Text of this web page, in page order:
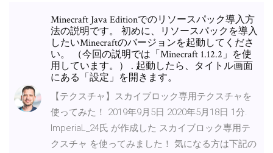
Minecraft Java Editionでのリソースパック導入方
法の説明です。 初めに、リソースパックを導入
したいMinecraftのバージョンを起動してくださ
い。 （今回の説明では「Minecraft 1.12.2」を使
用しています。） . 起動したら、タイトル画面
にある「設定」を開きます。
【テクスチャ】スカイブロック専用テクスチャを
使ってみた！ 2019年9月5日 2020年5月18日 1分.
ImperiaL_24氏 が作成した スカイブロック専用テ
クスチャ を使ってみました！ 気になる方は下記の